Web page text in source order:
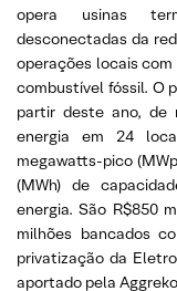
opera usinas
desconectadas da
operações locais
combustível fóssil. O
partir deste ano, de
energia em 24
megawatts-pico
(MWh) de
energia. São R$850
milhões bancados
privatização da
aportado pela